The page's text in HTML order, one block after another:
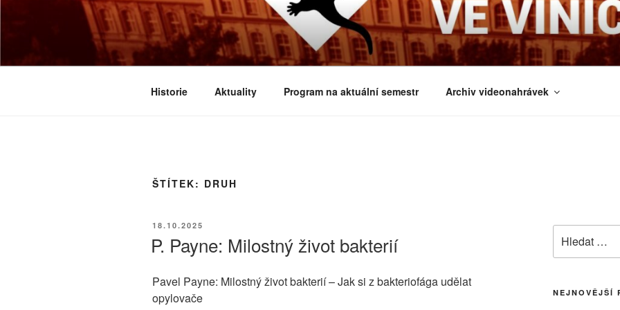
Přejít
webu
BIOLOGICKÉ ČTVRTKY VE
Určeno všem zájemcům o evoluci a obecnější biologická témata
Historie Aktuality Program na aktuální semestr Archiv videonahrávek
ŠTÍTEK: DRUH
PUBLIKOVÁNO
18.10.2025
P. Payne: Milostný život bakterií
Pavel Payne: Milostný život bakterií – Jak si z bakteriofága udělat
opylovače
NEJNOVĚJŠÍ